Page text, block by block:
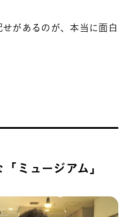
があるのが、本当に面白
ミュージアム」